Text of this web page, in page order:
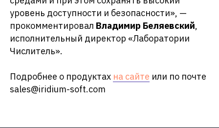
уровень доступности и безопасности», —
прокомментировал Владимир Беляевский,
исполнительный директор «Лаборатории
Числитель».
Подробнее о продуктах на сайте или по почте
sales@iridium-soft.com